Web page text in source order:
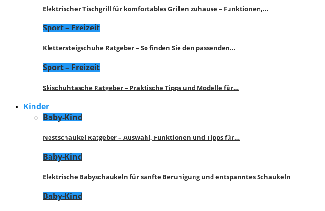
Elektrischer Tischgrill für komfortables Grillen zuhause – Funktionen,…
Sport – Freizeit
Klettersteigschuhe Ratgeber – So finden Sie den passenden…
Sport – Freizeit
Skischuhtasche Ratgeber – Praktische Tipps und Modelle für…
Kinder
Baby-Kind
Nestschaukel Ratgeber – Auswahl, Funktionen und Tipps für…
Baby-Kind
Elektrische Babyschaukeln für sanfte Beruhigung und entspanntes Schaukeln
Baby-Kind